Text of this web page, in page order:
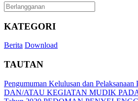
KATEGORI
Berita Download
TAUTAN
Pengumuman Kelulusan dan Pelaksanaan
DAN/ATAU KEGIATAN MUDIK